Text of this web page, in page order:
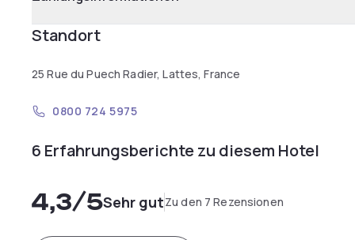
Standort
25 Rue du Puech Radier, Lattes, France
0800 724 5975
6 Erfahrungsberichte zu diesem Hotel
4,3/5Sehr gutZu den 7 Rezensionen